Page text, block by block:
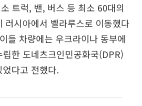
트럭, 밴, 버스 등 최소 60대의
러시아에서 벨라루스로 이동했다
들 차량에는 우크라이나 동부에
한 도네츠크인민공화국(DPR)
다고 전했다.